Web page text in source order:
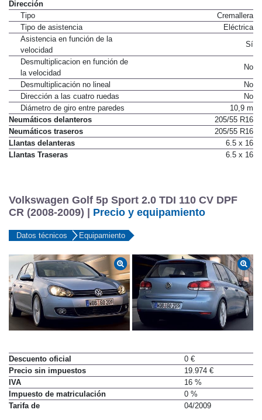
Dirección
Tipo
Cremallera
Tipo de asistencia
Eléctrica
Asistencia en función de la
velocidad
Sí
Desmultiplicacion en función de
la velocidad
No
Desmultiplicación no lineal
No
Dirección a las cuatro ruedas
No
Diámetro de giro entre paredes
10,9 m
Neumáticos delanteros
205/55 R16
Neumáticos traseros
205/55 R16
Llantas delanteras
6.5 x 16
Llantas Traseras
6.5 x 16
Volkswagen Golf 5p Sport 2.0 TDI 110 CV DPF
CR (2008-2009) | Precio y equipamiento
Datos técnicos Equipamiento
Descuento oficial
0 €
Precio sin impuestos
19.974 €
IVA
16 %
Impuesto de matriculación
0 %
Tarifa de
04/2009